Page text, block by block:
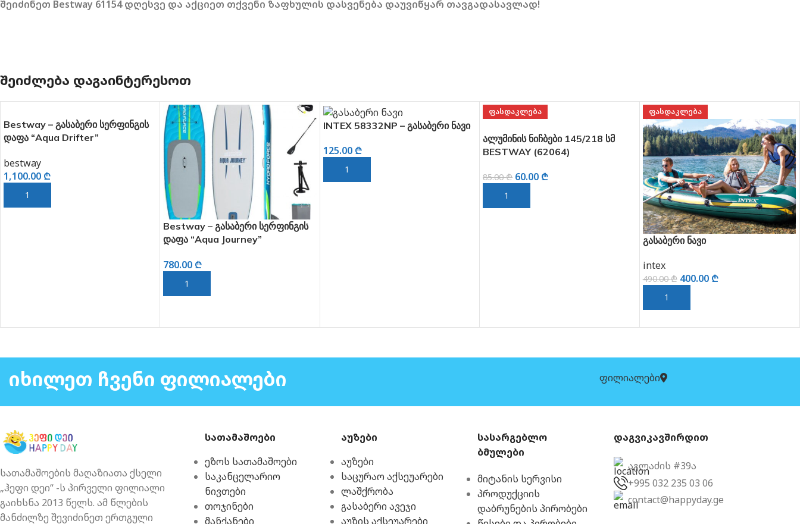
შეიძინეთ Bestway 61154 დღესვე და აქციეთ თქვენი ზაფხულის დასვენება დაუვიწყარ თავგადასავლად!
ᲨᲔᲘᲫᲚᲔᲑᲐ ᲓᲐᲒᲐᲘᲜᲢᲔᲠᲔᲡᲝᲗ
INTEX 58332NP – გასაბერი ნავი
125.00₾
ᲙᲐᲚᲐᲗᲐᲨᲘ ᲓᲐᲛᲐᲢᲔᲑᲐ
ᲤᲐᲡᲓᲐᲙᲚᲔᲑᲐ
BESTWAY (62064)
ᲤᲐᲡᲓᲐᲙᲚᲔᲑᲐ
ᲤᲐᲡᲓᲐᲙᲚᲔᲑᲐ
ᲐᲛᲝᲘᲬᲣᲠᲐ
BESTWAY (65044)
850.00
ᲕᲠᲪᲚᲐᲓ
ᲘᲮᲘᲚᲔᲗ ᲩᲕᲔᲜᲘ ᲤᲘᲚᲘᲐᲚᲔᲑᲘ ფილიალები
სათამაშოების მაღაზიათა ქსელი
„ჰეფი დეი“ -ს პირველი ფილიალი
გაიხსნა 2013 წელს. ამ წლების
მანძილზე შევიძინეთ ერთგული
სათამაშოები
ეზოს სათამაშოები
საკანცელარიო
ნივთები
თოჯინები
მანქანები
აუზები
აუზები
საცურაო აქსეუარები
ლაშქრობა
გასაბერი ავეჯი
აუზის აქსეუარები
სასარგებლო
ბმულები
მიტანის სერვისი
პროდუქციის
დაბრუნების პირობები
დაგვიკავშირდით
აგლაძის #39ა
+995 032 235 03 06
contact@happyday.ge